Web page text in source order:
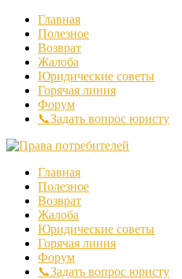
Главная
Полезное
Возврат
Жалоба
Юридические советы
Горячая линия
Форум
📞Задать вопрос юристу
Главная
Полезное
Возврат
Жалоба
Юридические советы
Горячая линия
Форум
📞Задать вопрос юристу